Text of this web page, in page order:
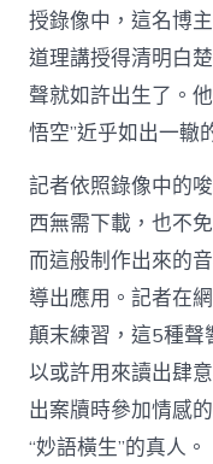
授錄像中，這名博
道理講授得清明白
聲就如許出生了。
悟空”近乎如出一轍
記者依照錄像中的
西無需下載，也不
而這般制作出來的
導出應用。記者在
顛末練習，這5種聲
以或許用來讀出肆
出案牘時參加情感
“妙語橫生”的真人。